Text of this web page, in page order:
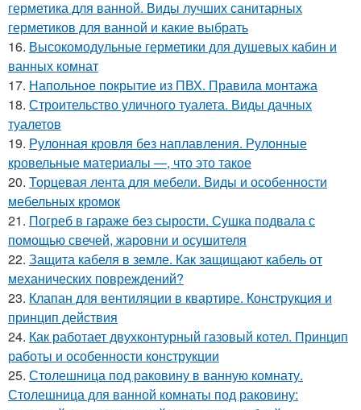
герметика для ванной. Виды лучших санитарных
герметиков для ванной и какие выбрать
16. Высокомодульные герметики для душевых кабин и
ванных комнат
17. Напольное покрытие из ПВХ. Правила монтажа
18. Строительство уличного туалета. Виды дачных
туалетов
19. Рулонная кровля без наплавления. Рулонные
кровельные материалы —, что это такое
20. Торцевая лента для мебели. Виды и особенности
мебельных кромок
21. Погреб в гараже без сырости. Сушка подвала с
помощью свечей, жаровни и осушителя
22. Защита кабеля в земле. Как защищают кабель от
механических повреждений?
23. Клапан для вентиляции в квартире. Конструкция и
принцип действия
24. Как работает двухконтурный газовый котел. Принцип
работы и особенности конструкции
25. Столешница под раковину в ванную комнату.
Столешница для ванной комнаты под раковину: